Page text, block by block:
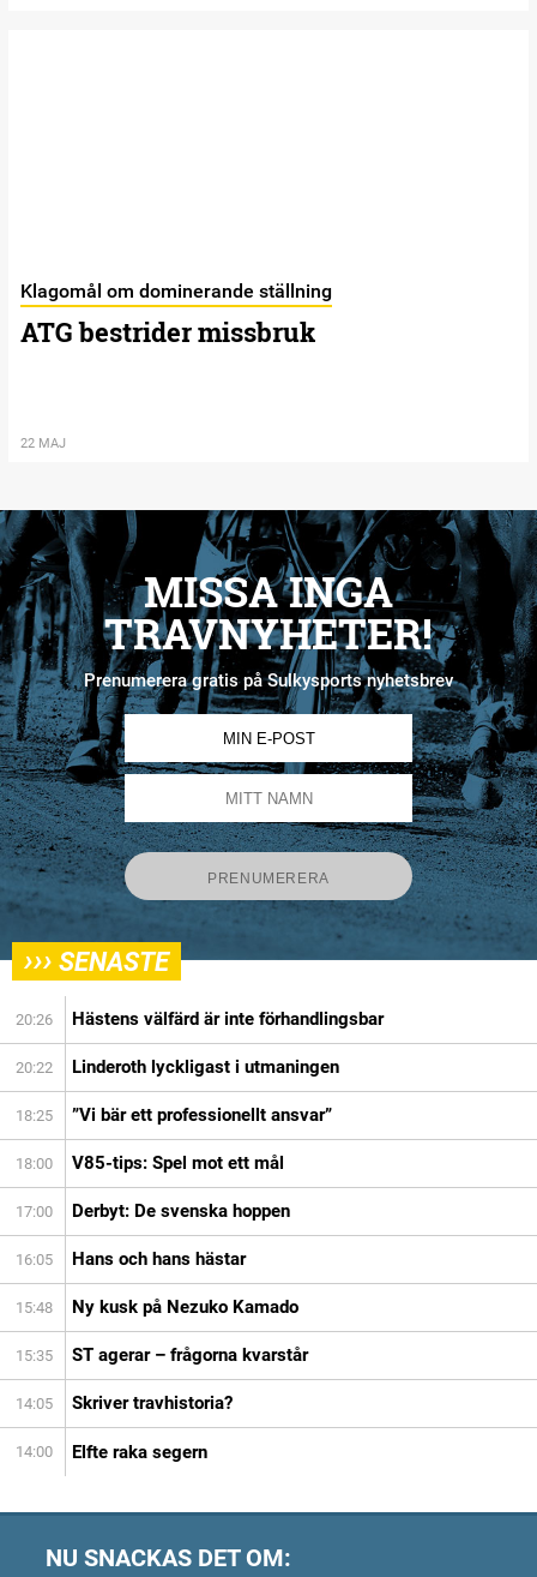
Klagomål om dominerande ställning
ATG bestrider missbruk
22 MAJ
MISSA INGA
TRAVNYHETER!
Prenumerera gratis på Sulkysports nyhetsbrev
››› SENASTE
20:26 Hästens välfärd är inte förhandlingsbar
20:22 Linderoth lyckligast i utmaningen
18:25 ”Vi bär ett professionellt ansvar”
18:00 V85-tips: Spel mot ett mål
17:00 Derbyt: De svenska hoppen
16:05 Hans och hans hästar
15:48 Ny kusk på Nezuko Kamado
15:35 ST agerar – frågorna kvarstår
14:05 Skriver travhistoria?
14:00 Elfte raka segern
NU SNACKAS DET OM: